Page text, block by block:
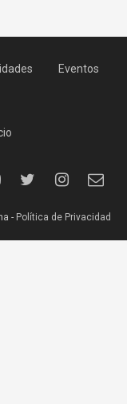
Eventos
- Política de Privacidad